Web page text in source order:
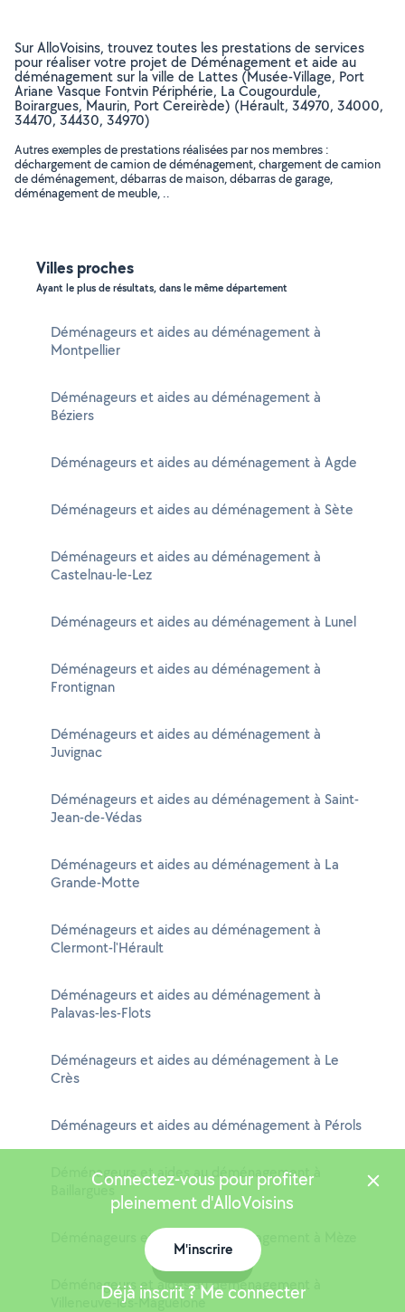
Sur AlloVoisins, trouvez toutes les prestations de services
pour réaliser votre projet de Déménagement et aide au
déménagement sur la ville de Lattes (Musée-Village, Port
Ariane Vasque Fontvin Périphérie, La Cougourdule,
Boirargues, Maurin, Port Cereirède) (Hérault, 34970, 34000,
34470, 34430, 34970)
Autres exemples de prestations réalisées par nos membres :
déchargement de camion de déménagement, chargement de camion
de déménagement, débarras de maison, débarras de garage,
déménagement de meuble, ..
Villes proches
Ayant le plus de résultats, dans le même département
Déménageurs et aides au déménagement à
Montpellier
Déménageurs et aides au déménagement à
Béziers
Déménageurs et aides au déménagement à Agde
Déménageurs et aides au déménagement à Sète
Déménageurs et aides au déménagement à
Castelnau-le-Lez
Déménageurs et aides au déménagement à Lunel
Déménageurs et aides au déménagement à
Frontignan
Déménageurs et aides au déménagement à
Juvignac
Déménageurs et aides au déménagement à Saint-
Jean-de-Védas
Déménageurs et aides au déménagement à La
Grande-Motte
Déménageurs et aides au déménagement à
Clermont-l'Hérault
Déménageurs et aides au déménagement à
Palavas-les-Flots
Déménageurs et aides au déménagement à Le
Crès
Déménageurs et aides au déménagement à Pérols
Déménageurs et aides au déménagement à
Baillargues
Déménageurs et aides au déménagement à Mèze
Déménageurs et aides au déménagement à
Villeneuve-lès-Maguelone
Connectez-vous pour profiter
pleinement d'AlloVoisins
M'inscrire
Déjà inscrit ? Me connecter